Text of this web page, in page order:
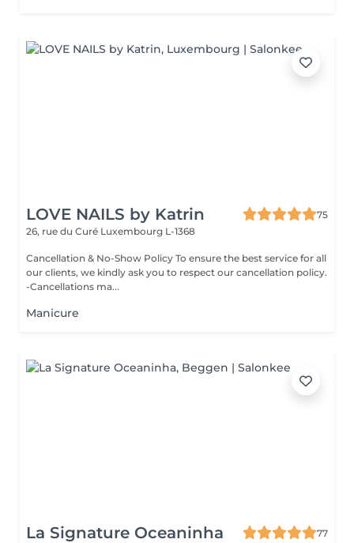
LOVE NAILS by Katrin
75
26, rue du Curé Luxembourg L-1368
Cancellation & No-Show Policy To ensure the best service for all
our clients, we kindly ask you to respect our cancellation policy.
-Cancellations ma...
Manicure
La Signature Oceaninha 77